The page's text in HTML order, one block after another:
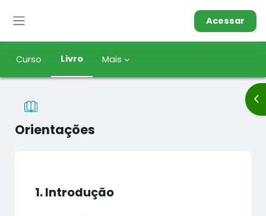
Acessar
Curso Livro Mais
Orientações
1. Introdução